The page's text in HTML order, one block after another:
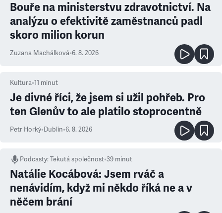
Bouře na ministerstvu zdravotnictví. Na
analýzu o efektivitě zaměstnanců padl
skoro milion korun
Zuzana Machálková•6. 8. 2026
Kultura•11 minut
Je divné říci, že jsem si užil pohřeb. Pro
ten Glenův to ale platilo stoprocentně
Petr Horký•Dublin•6. 8. 2026
Podcasty:Tekutá společnost•39 minut
Natálie Kocábová: Jsem rváč a
nenávidím, když mi někdo říká ne a v
něčem brání